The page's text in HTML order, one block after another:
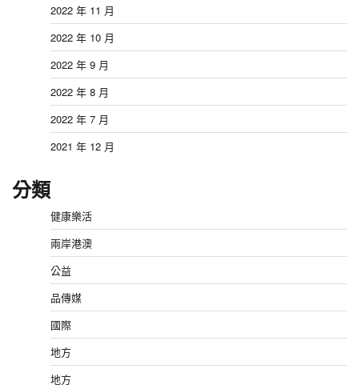
2022 年 11 月
2022 年 10 月
2022 年 9 月
2022 年 8 月
2022 年 7 月
2021 年 12 月
分類
健康樂活
兩岸港澳
公益
品傳媒
國際
地方
地方